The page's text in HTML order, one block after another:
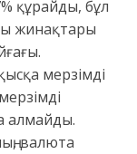
құрайды, бұл
жинақтары
мерзімді
алмайды.
валюта